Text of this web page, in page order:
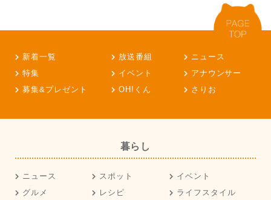
新着一覧 放送番組
ニュース
特集
イベント
アナウンサー
募集&プレゼント
OH!くん さりお
暮らし
ニュース スポット
イベント
グルメ
レシピ
ライフスタイル